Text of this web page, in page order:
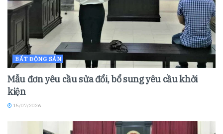
BẤT ĐỘNG SẢN
Mẫu đơn yêu cầu sửa đổi, bổ sung yêu cầu khởi
kiện
15/07/2026